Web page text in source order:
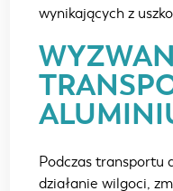
wynikających z
Podczas transportu
działanie wilgoci,